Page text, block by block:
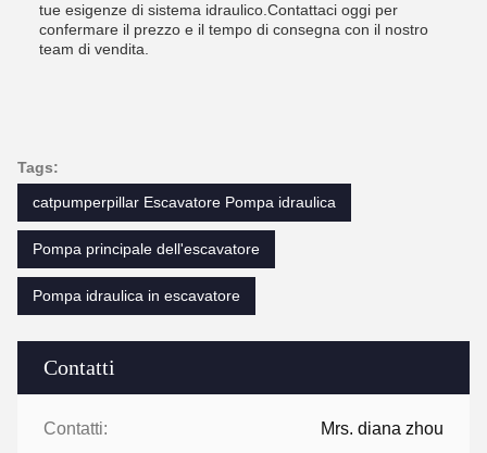
Contatti
Contatti: Mrs. diana zhou
tue esigenze di sistema idraulico.Contattaci oggi per
confermare il prezzo e il tempo di consegna con il nostro
team di vendita.
Tags:
catpumperpillar Escavatore Pompa idraulica
Pompa principale dell'escavatore
Pompa idraulica in escavatore